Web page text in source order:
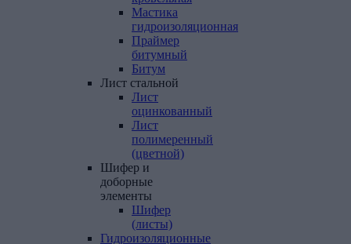
Мастика
гидроизоляционная
Праймер
битумный
Битум
Лист стальной
Лист
оцинкованный
Лист
полимеренный
(цветной)
Шифер и
доборные
элементы
Шифер
(листы)
Гидроизоляционные